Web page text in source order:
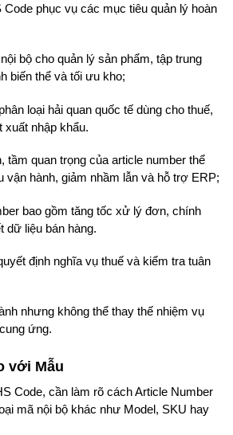
phục vụ các mục tiêu quản lý hoàn
bộ cho quản lý sản phẩm, tập trung
biến thể và tối ưu kho;
loại hải quan quốc tế dùng cho thuế,
xuất nhập khẩu.
tầm quan trọng của article number thể
vận hành, giảm nhầm lẫn và hỗ trợ ERP;
bao gồm tăng tốc xử lý đơn, chính
dữ liệu bán hàng.
định nghĩa vụ thuế và kiểm tra tuân
nhưng không thể thay thế nhiệm vụ
ứng.
với Mẫu
Code, cần làm rõ cách Article Number
mã nội bộ khác như Model, SKU hay